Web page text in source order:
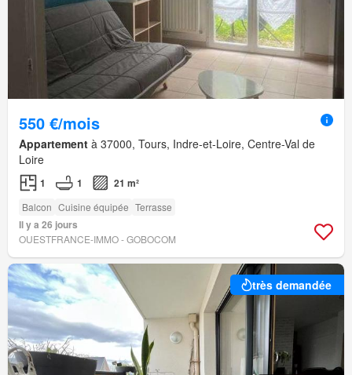
550 €/mois
Appartement à 37000, Tours, Indre-et-Loire, Centre-Val de
Loire
1 1 21 m²
Balcon Cuisine équipée Terrasse
Il y a 26 jours
OUESTFRANCE-IMMO - GOBOCOM
très demandée